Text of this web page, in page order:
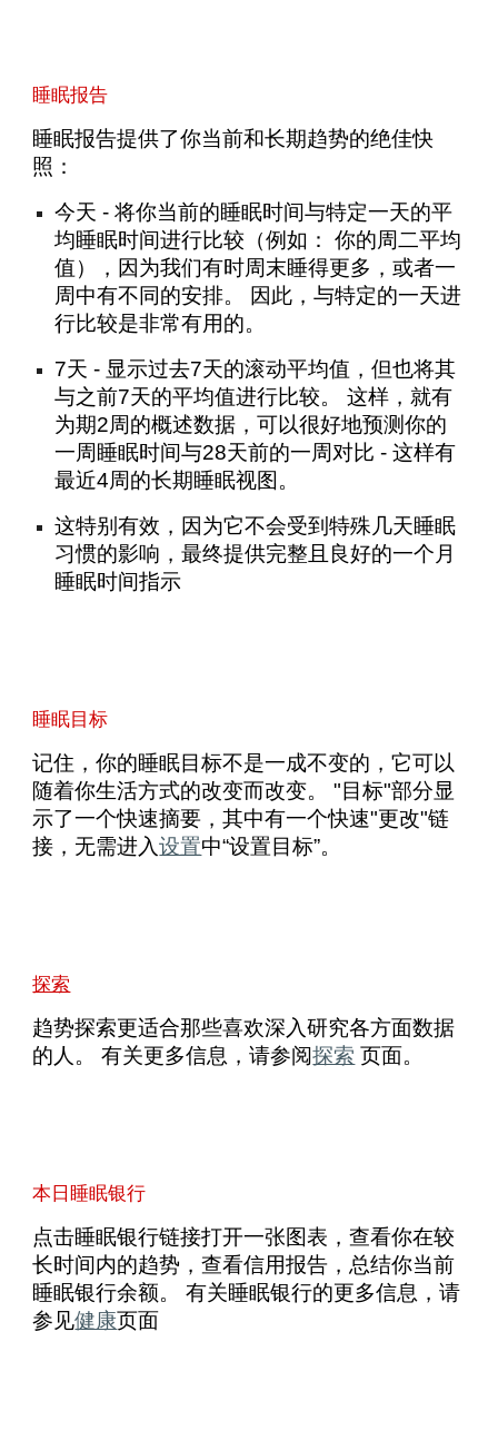
睡眠报告
睡眠报告提供了你当前和长期趋势的绝佳快
照：
今天 - 将你当前的睡眠时间与特定一天的平
均睡眠时间进行比较（例如： 你的周二平均
值），因为我们有时周末睡得更多，或者一
周中有不同的安排。 因此，与特定的一天进
行比较是非常有用的。
7天 - 显示过去7天的滚动平均值，但也将其
与之前7天的平均值进行比较。 这样，就有
为期2周的概述数据，可以很好地预测你的
一周睡眠时间与28天前的一周对比 - 这样有
最近4周的长期睡眠视图。
这特别有效，因为它不会受到特殊几天睡眠
习惯的影响，最终提供完整且良好的一个月
睡眠时间指示
睡眠目标
记住，你的睡眠目标不是一成不变的，它可以
随着你生活方式的改变而改变。 "目标"部分显
示了一个快速摘要，其中有一个快速"更改"链
接，无需进入设置中“设置目标”。
探索
趋势探索更适合那些喜欢深入研究各方面数据
的人。 有关更多信息，请参阅探索 页面。
本日睡眠银行
点击睡眠银行链接打开一张图表，查看你在较
长时间内的趋势，查看信用报告，总结你当前
睡眠银行余额。 有关睡眠银行的更多信息，请
参见健康页面